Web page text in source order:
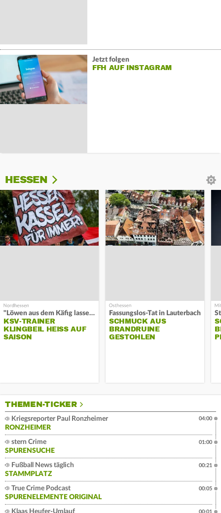
Jetzt folgen
FFH AUF INSTAGRAM
HESSEN
"Löwen aus dem Käfig lassen"
KSV-TRAINER
KLINGBEIL HEISS AUF S
AISON
Fassungslos-Tat in Lauterbach
SCHMUCK AUS
BRANDRUINE
GESTOHLEN
THEMEN-TICKER
Kriegsreporter Paul Ronzheimer
RONZHEIMER
04:00
stern Crime
SPURENSUCHE
01:00
Fußball News täglich
STAMMPLATZ
00:21
True Crime Podcast
SPURENELEMENTE ORIGINAL
00:05